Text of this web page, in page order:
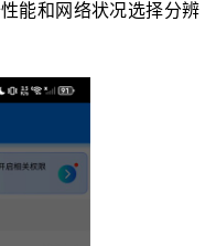
能和网络状况选择分辨